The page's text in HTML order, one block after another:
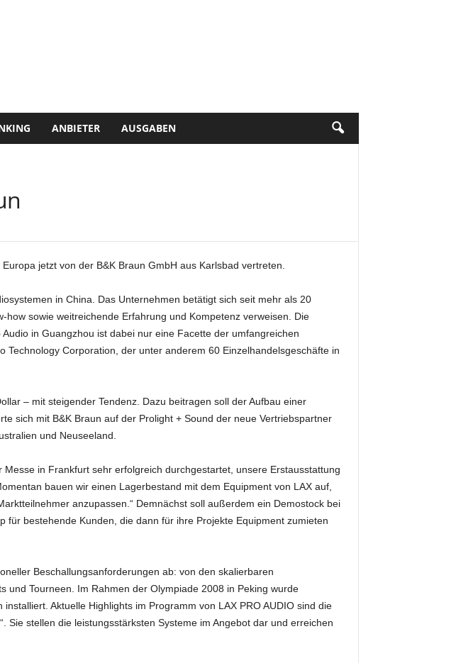
ANBIETER AUSGABEN
jetzt von der B&K Braun GmbH aus Karlsbad vertreten.
in China. Das Unternehmen betätigt sich seit mehr als 20
sowie weitreichende Erfahrung und Kompetenz verweisen. Die
in Guangzhou ist dabei nur eine Facette der umfangreichen
Corporation, der unter anderem 60 Einzelhandelsgeschäfte in
– mit steigender Tendenz. Dazu beitragen soll der Aufbau einer
sich mit B&K Braun auf der Prolight + Sound der neue Vertriebspartner
und Neuseeland.
in Frankfurt sehr erfolgreich durchgestartet, unsere Erstausstattung
bauen wir einen Lagerbestand mit dem Equipment von LAX auf,
anzupassen.“ Demnächst soll außerdem ein Demostock bei
für bestehende Kunden, die dann für ihre Projekte Equipment zumieten
Beschallungsanforderungen ab: von den skalierbaren
und Tourneen. Im Rahmen der Olympiade 2008 in Peking wurde
Aktuelle Highlights im Programm von LAX PRO AUDIO sind die
Sie stellen die leistungsstärksten Systeme im Angebot dar und erreichen